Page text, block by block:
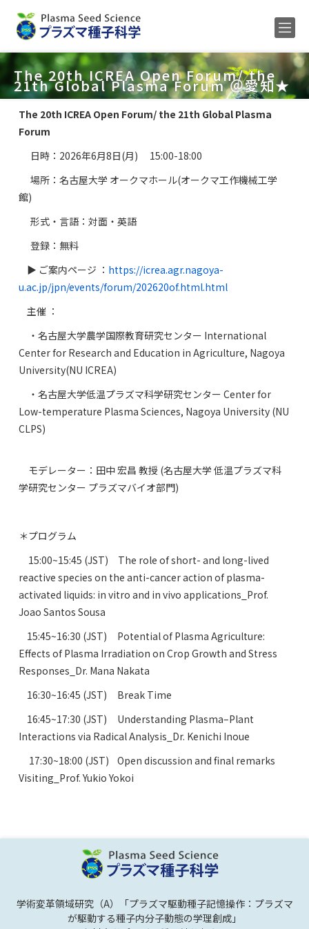
Home
メンバー
研究内容
研究業績
ENGLISH
The 20th ICREA Open Forum/ the
21th Global Plasma Forum ＠愛知★
The 20th ICREA Open Forum/ the 21th Global Plasma
Forum
日時： 2026年6月8日(月) 15:00-18:00
場所：名古屋大学 オークマホール(オークマ工作機械工学
館)
形式・言語：対面・英語
登録：無料
▶ ご案内ページ ： https://icrea.agr.nagoya-
u.ac.jp/jpn/events/forum/202620of.html.html
主催 ：
・名古屋大学農学国際教育研究センター International
Center for Research and Education in Agriculture, Nagoya
University(NU ICREA)
・名古屋大学低温プラズマ科学研究センター Center for
Low-temperature Plasma Sciences, Nagoya University (NU
CLPS)
モデレーター：田中 宏昌 教授 (名古屋大学 低温プラズマ科
学研究センター プラズマバイオ部門)
＊プログラム
15:00~15:45 (JST) The role of short- and long-lived
reactive species on the anti-cancer action of plasma-
activated liquids: in vitro and in vivo applications_Prof.
Joao Santos Sousa
15:45~16:30 (JST) Potential of Plasma Agriculture:
Effects of Plasma Irradiation on Crop Growth and Stress
Responses_Dr. Mana Nakata
16:30~16:45 (JST) Break Time
16:45~17:30 (JST) Understanding Plasma–Plant
Interactions via Radical Analysis_Dr. Kenichi Inoue
17:30~18:00 (JST) Open discussion and final remarks
Visiting_Prof. Yukio Yokoi
学術変革領域研究（A）「プラズマ駆動種子記憶操作：プラズマ
が駆動する種子内分子動態の学理創成」